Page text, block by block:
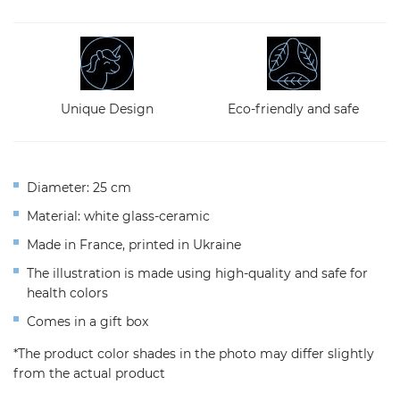
Unique Design Eco-friendly and safe
Diameter: 25 cm
Material: white glass-ceramic
Made in France, printed in Ukraine
The illustration is made using high-quality and safe for
health colors
Comes in a gift box
*The product color shades in the photo may differ slightly
from the actual product